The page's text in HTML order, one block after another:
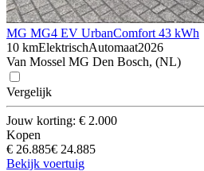
MG MG4 EV UrbanComfort 43 kWh
10 kmElektrischAutomaat2026
Van Mossel MG Den Bosch, (NL)
Vergelijk
Jouw korting: € 2.000
Kopen
€ 26.885€ 24.885
Bekijk voertuig